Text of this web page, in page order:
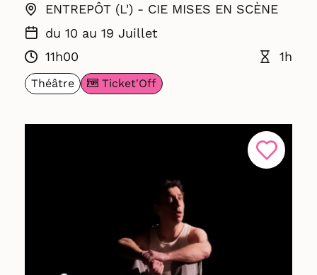
ENTREPÔT (L') - CIE MISES EN SCÈNE
du 10 au 19 Juillet
11h00
1h
Théâtre Ticket'Off